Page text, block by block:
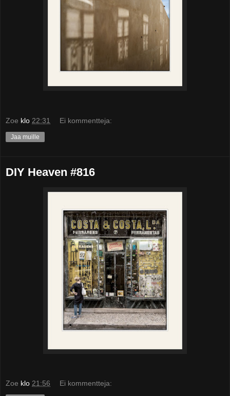
Zoe klo 22:31 Ei kommentteja:
Jaa muille
DIY Heaven #816
Zoe klo 21:56 Ei kommentteja: